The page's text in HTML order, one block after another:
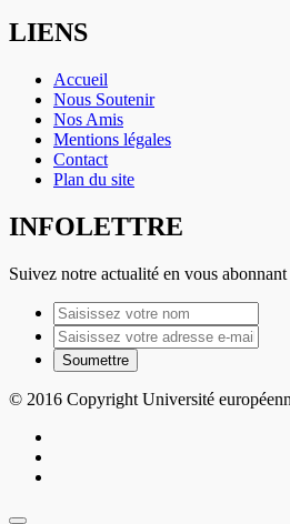
LIENS
Accueil
Nous Soutenir
Nos Amis
Mentions légales
Contact
Plan du site
INFOLETTRE
Suivez notre actualité en vous
© 2016 Copyright Université